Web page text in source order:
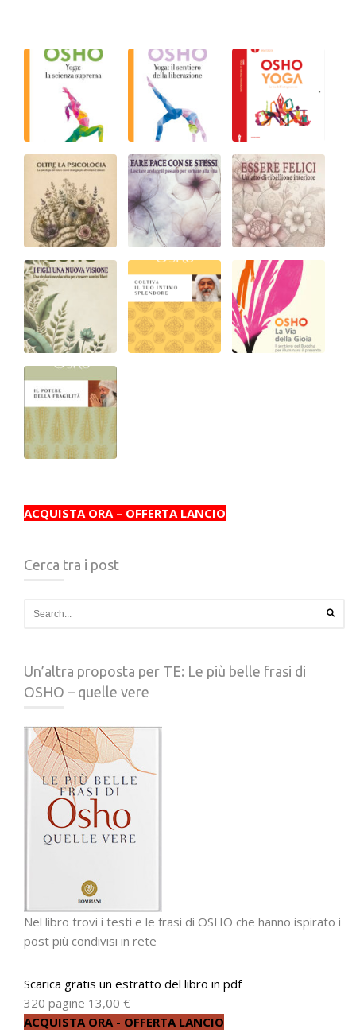
ACQUISTA ORA – OFFERTA LANCIO
Cerca tra i post
Un’altra proposta per TE: Le più belle frasi di
OSHO – quelle vere
Nel libro trovi i testi e le frasi di OSHO che hanno ispirato i
post più condivisi in rete
Scarica gratis un estratto del libro in pdf
320 pagine 13,00 €
ACQUISTA ORA - OFFERTA LANCIO